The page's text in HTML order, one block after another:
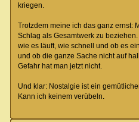
kriegen.
Trotzdem meine ich das ganz ernst:
Schlag als Gesamtwerk zu
wie es läuft, wie schnell und ob es
und ob die ganze Sache nicht auf
Gefahr hat man jetzt nicht.
Und klar: Nostalgie ist ein
Kann ich keinem verübeln.